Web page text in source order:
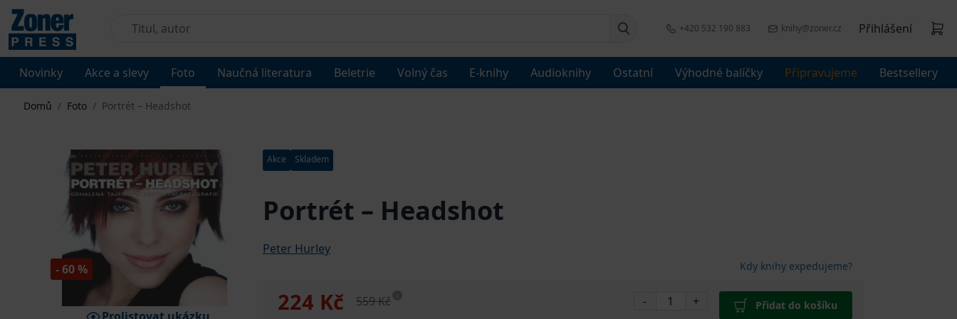
+420 532 190 883 knihy@zoner.cz Přihlášení
Novinky Akce a slevy Foto Naučná literatura Beletrie Volný čas E-knihy Audioknihy Ostatní Výhodné balíčky Připravujeme Bestsellery
Domů / Foto / Portrét – Headshot
- 60 %
Akce Skladem
Portrét – Headshot
Peter Hurley
Kdy knihy expedujeme?
224 Kč 559 Kč - + Přidat do košíku